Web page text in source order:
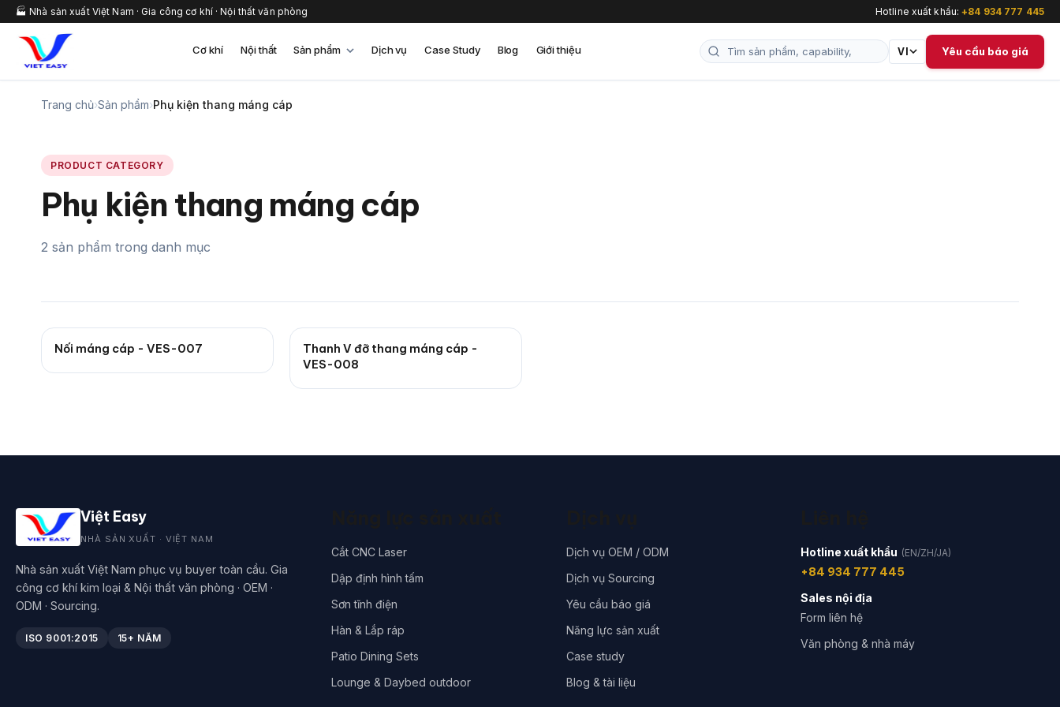
🏭 Nhà sản xuất Việt Nam · Gia công cơ khí · Nội thất văn phòng Hotline xuất khẩu:+84 934 777 445
Cơ khí Nội thất Sản phẩm Dịch vụ Case Study Blog Giới thiệu VI Yêu cầu báo giá
Trang chủ›Sản phẩm›Phụ kiện thang máng cáp
PRODUCT CATEGORY
Phụ kiện thang máng cáp
2 sản phẩm trong danh mục
Nối máng cáp - VES-007
Thanh V đỡ thang máng cáp -
VES-008
Việt Easy
NHÀ SẢN XUẤT · VIỆT NAM
Nhà sản xuất Việt Nam phục vụ buyer toàn cầu. Gia
công cơ khí kim loại & Nội thất văn phòng · OEM ·
ODM · Sourcing.
ISO 9001:2015 15+ NĂM
Cắt CNC Laser
Dập định hình tấm
Sơn tĩnh điện
Hàn & Lắp ráp
Patio Dining Sets
Lounge & Daybed outdoor
Dịch vụ OEM / ODM
Dịch vụ Sourcing
Yêu cầu báo giá
Năng lực sản xuất
Case study
Blog & tài liệu
Hotline xuất khẩu (EN/ZH/JA)
+84 934 777 445
Sales nội địa
Form liên hệ
Văn phòng & nhà máy